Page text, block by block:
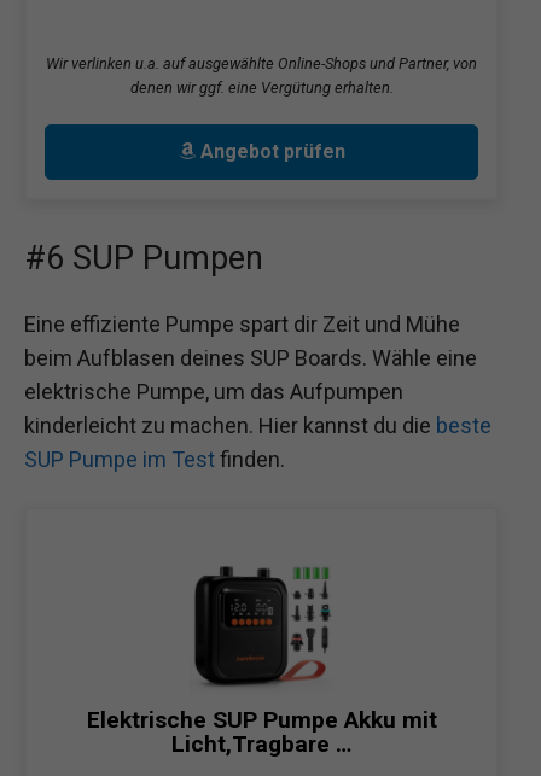
Wir verlinken u.a. auf ausgewählte Online-Shops und Partner, von
denen wir ggf. eine Vergütung erhalten.
Angebot prüfen
#6 SUP Pumpen
Eine effiziente Pumpe spart dir Zeit und Mühe
beim Aufblasen deines SUP Boards. Wähle eine
elektrische Pumpe, um das Aufpumpen
kinderleicht zu machen. Hier kannst du die beste
SUP Pumpe im Testfinden.
Elektrische SUP Pumpe Akku mit
Licht,Tragbare …